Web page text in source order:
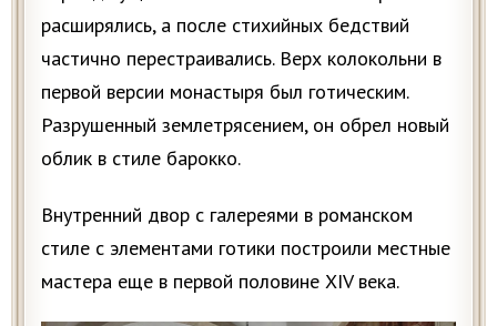
расширялись, а после стихийных бедствий
частично перестраивались. Верх колокольни в
первой версии монастыря был готическим.
Разрушенный землетрясением, он обрел новый
облик в стиле барокко.
Внутренний двор с галереями в романском
стиле с элементами готики построили местные
мастера еще в первой половине XIV века.